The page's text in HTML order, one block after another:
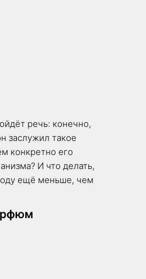
речь: конечно,
заслужил такое
конкретно его
И что делать,
ещё меньше, чем